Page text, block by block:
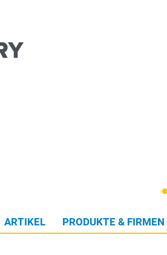
ARTIKEL PRODUKTE & FIRMEN